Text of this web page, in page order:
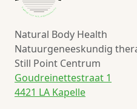
Natural Body Health
Natuurgeneeskundig
Still Point Centrum
Goudreinettestraat 1
4421 LA Kapelle